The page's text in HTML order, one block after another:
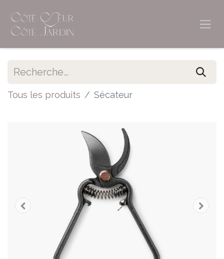
Tous les produits Sécateur